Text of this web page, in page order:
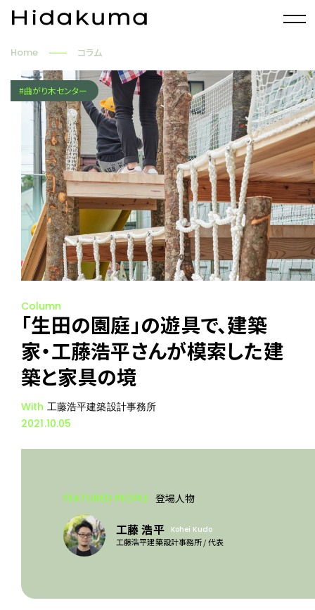
Home コラム
#曲がり木センター
Column
「生田の園庭」の遊具で、建築
家・工藤浩平さんが模索した建
築と家具の境
With 工藤浩平建築設計事務所
2021.10.05
FEATURED PEOPLE 登場人物
工藤 浩平 Kohei Kudo
工藤浩平建築設計事務所 / 代表